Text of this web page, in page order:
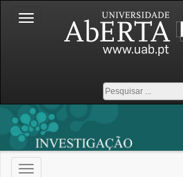
Toggle
navigation
Toggle